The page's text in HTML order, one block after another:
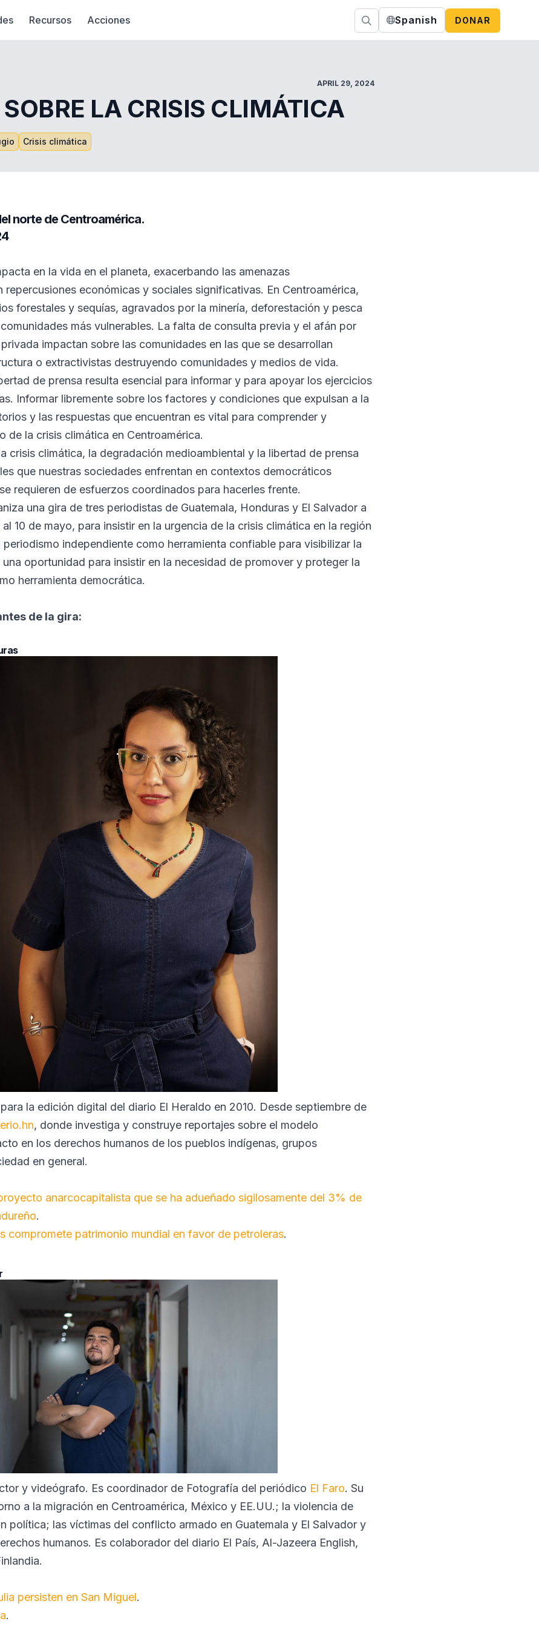
Recursos Acciones Spanish DONAR
APRIL 29, 2024
SOBRE LA CRISIS CLIMÁTICA
Crisis climática
norte de Centroamérica.
en la vida en el planeta, exacerbando las amenazas
repercusiones económicas y sociales significativas. En Centroamérica,
forestales y sequías, agravados por la minería, deforestación y pesca
más vulnerables. La falta de consulta previa y el afán por
impactan sobre las comunidades en las que se desarrollan
o extractivistas destruyendo comunidades y medios de vida.
de prensa resulta esencial para informar y para apoyar los ejercicios
Informar libremente sobre los factores y condiciones que expulsan a la
y las respuestas que encuentran es vital para comprender y
de la crisis climática en Centroamérica.
crisis climática, la degradación medioambiental y la libertad de prensa
que nuestras sociedades enfrentan en contextos democráticos
requieren de esfuerzos coordinados para hacerles frente.
una gira de tres periodistas de Guatemala, Honduras y El Salvador a
10 de mayo, para insistir en la urgencia de la crisis climática en la región
independiente como herramienta confiable para visibilizar la
oportunidad para insistir en la necesidad de promover y proteger la
herramienta democrática.
de la gira:
la edición digital del diario El Heraldo en 2010. Desde septiembre de
, donde investiga y construye reportajes sobre el modelo
en los derechos humanos de los pueblos indígenas, grupos
en general.
anarcocapitalista que se ha adueñado sigilosamente del 3% de
.
compromete patrimonio mundial en favor de petroleras.
y videógrafo. Es coordinador de Fotografía del periódico El Faro. Su
a la migración en Centroamérica, México y EE.UU.; la violencia de
política; las víctimas del conflicto armado en Guatemala y El Salvador y
humanos. Es colaborador del diario El País, Al-Jazeera English,
persisten en San Miguel.
.